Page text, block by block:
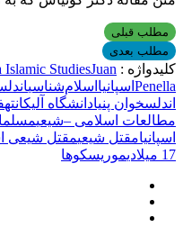
مطلب قبلی
مطلب بعدی
کلیدواژه : Islamic StudiesJuan
Penella اسپانیا اسلام‌شناسی
اندلسخوان پنیادانشگاه آلیكانته
مطالعات اسلامی –شیعی
اسپانیامقتل شیعیمقتل شیعی
17 میلادی
موریسكوها